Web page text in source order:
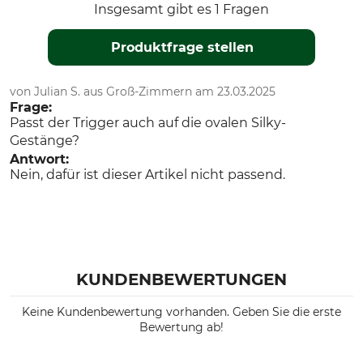
Insgesamt gibt es 1 Fragen
Produktfrage stellen
von Julian S. aus Groß-Zimmern am 23.03.2025
Frage:
Passt der Trigger auch auf die ovalen Silky-
Gestänge?
Antwort:
Nein, dafür ist dieser Artikel nicht passend.
KUNDENBEWERTUNGEN
Keine Kundenbewertung vorhanden. Geben Sie die erste
Bewertung ab!